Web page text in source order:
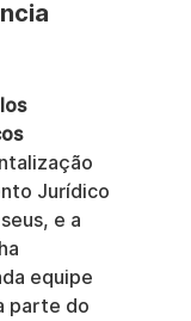
Jurídico
e a
equipe
parte do